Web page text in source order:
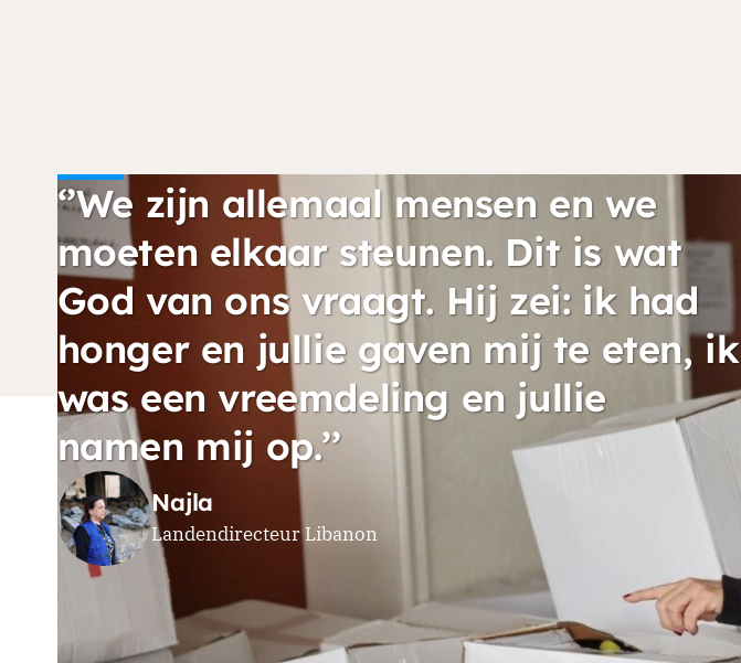
‘’We zijn allemaal mensen en we
moeten elkaar steunen. Dit is wat
God van ons vraagt. Hij zei: ik had
honger en jullie gaven mij te eten, ik
was een vreemdeling en jullie
namen mij op.’’
Najla
Landendirecteur Libanon